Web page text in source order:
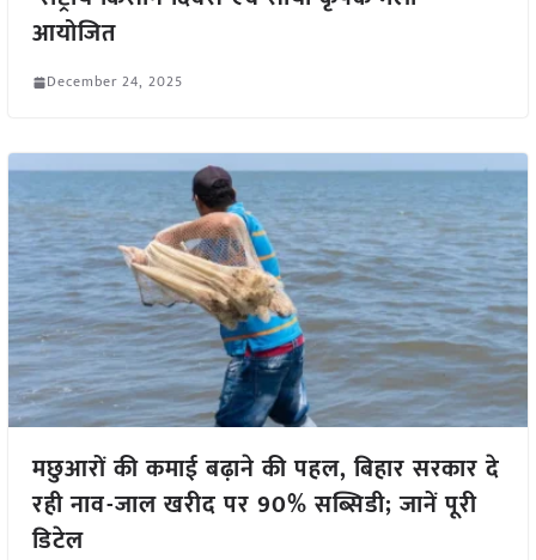
आयोजित
December 24, 2025
मछुआरों की कमाई बढ़ाने की पहल, बिहार सरकार दे
रही नाव-जाल खरीद पर 90% सब्सिडी; जानें पूरी
डिटेल